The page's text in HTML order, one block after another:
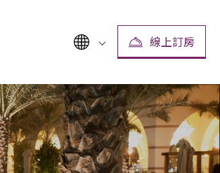
線上訂房